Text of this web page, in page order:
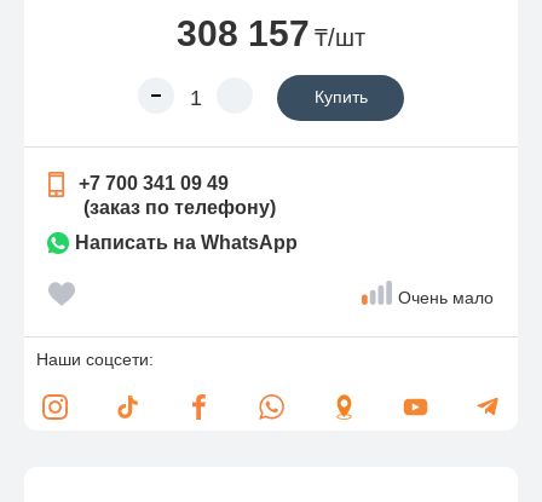
308 157 ₸/шт
Купить
+7 700 341 09 49
(заказ по телефону)
Написать на WhatsApp
Очень мало
Наши соцсети: